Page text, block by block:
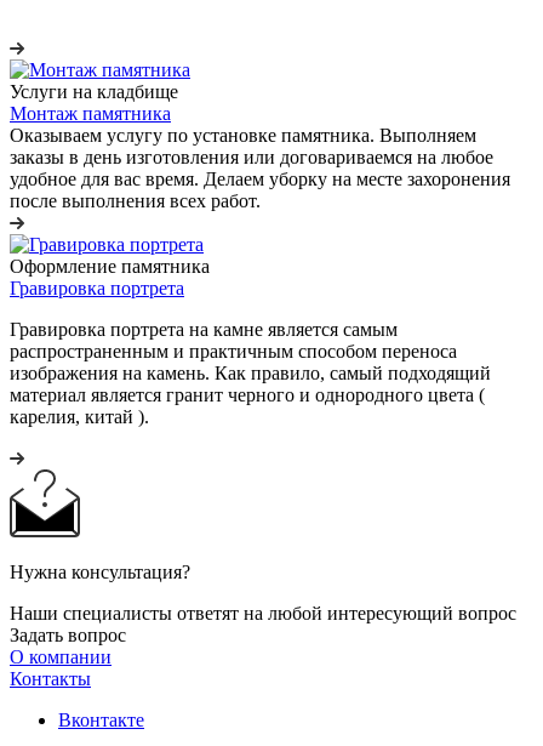
Услуги на кладбище
Монтаж памятника
Оказываем услугу по установке памятника. Выполняем
заказы в день изготовления или договариваемся на любое
удобное для вас время. Делаем уборку на месте захоронения
после выполнения всех работ.
Оформление памятника
Гравировка портрета
Гравировка портрета на камне является самым
распространенным и практичным способом переноса
изображения на камень. Как правило, самый подходящий
материал является гранит черного и однородного цвета (
карелия, китай ).
Нужна консультация?
Наши специалисты ответят на любой интересующий вопрос
Задать вопрос
О компании
Контакты
Вконтакте